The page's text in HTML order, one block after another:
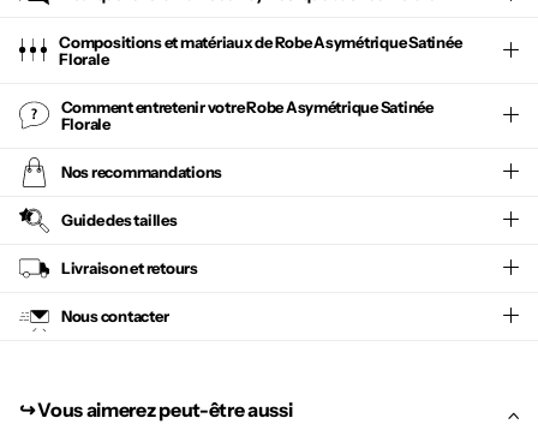
Compositions et matériaux de Robe Asymétrique Satinée
Florale
Comment entretenir votreRobe Asymétrique Satinée
Florale
Nos recommandations
Guide des tailles
Livraison et retours
Nous contacter
↪︎ Vous aimerez peut-être aussi